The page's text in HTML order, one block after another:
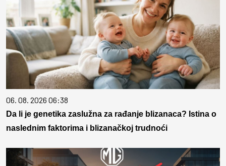
06. 08. 2026 06:38
Da li je genetika zaslužna za rađanje blizanaca? Istina o
naslednim faktorima i blizanačkoj trudnoći